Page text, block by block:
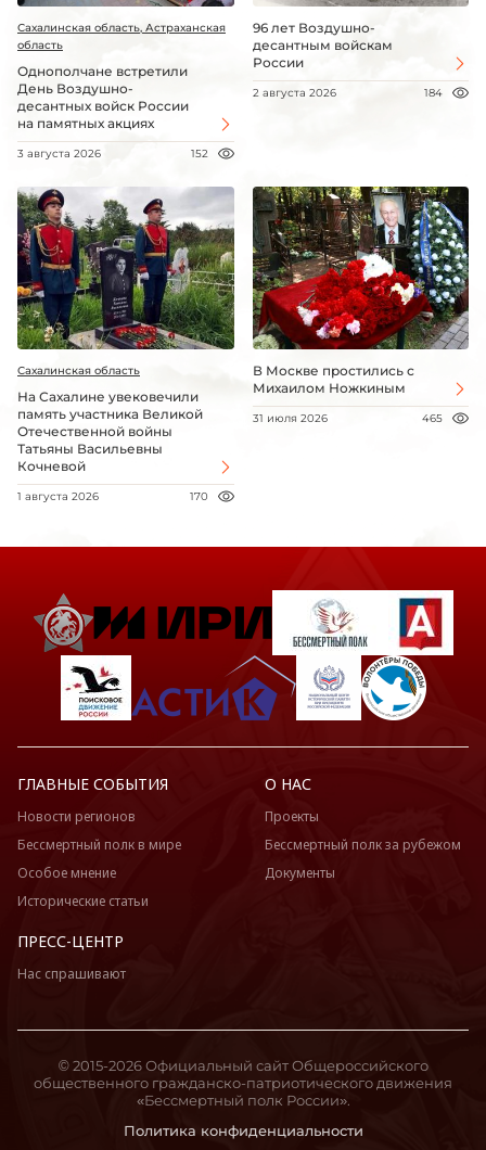
Сахалинская область, Астраханская
область
Однополчане встретили
День Воздушно-
десантных войск России
на памятных акциях
3 августа 2026 152
96 лет Воздушно-
десантным войскам
России
2 августа 2026 184
Сахалинская область
На Сахалине увековечили
память участника Великой
Отечественной войны
Татьяны Васильевны
Кочневой
1 августа 2026 170
В Москве простились с
Михаилом Ножкиным
31 июля 2026 465
ГЛАВНЫЕ СОБЫТИЯ
Новости регионов
Бессмертный полк в мире
Особое мнение
Исторические статьи
О НАС
Проекты
Бессмертный полк за рубежом
Документы
ПРЕСС-ЦЕНТР
Нас спрашивают
Политика конфиденциальности
© 2015-2026 Официальный сайт Общероссийского
общественного гражданско-патриотического движения
«Бессмертный полк России».